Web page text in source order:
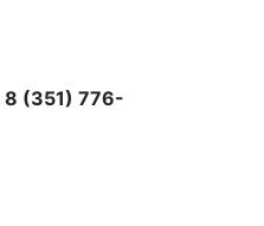
8 (351) 776-